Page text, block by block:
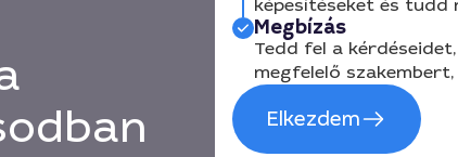
képesítéseket és
Megbízás
Tedd fel a
megfelelő
Elkezdem